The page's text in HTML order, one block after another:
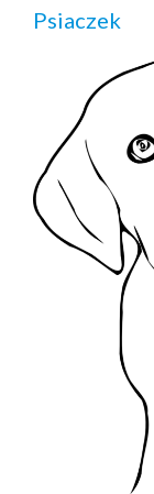
Psiaczek